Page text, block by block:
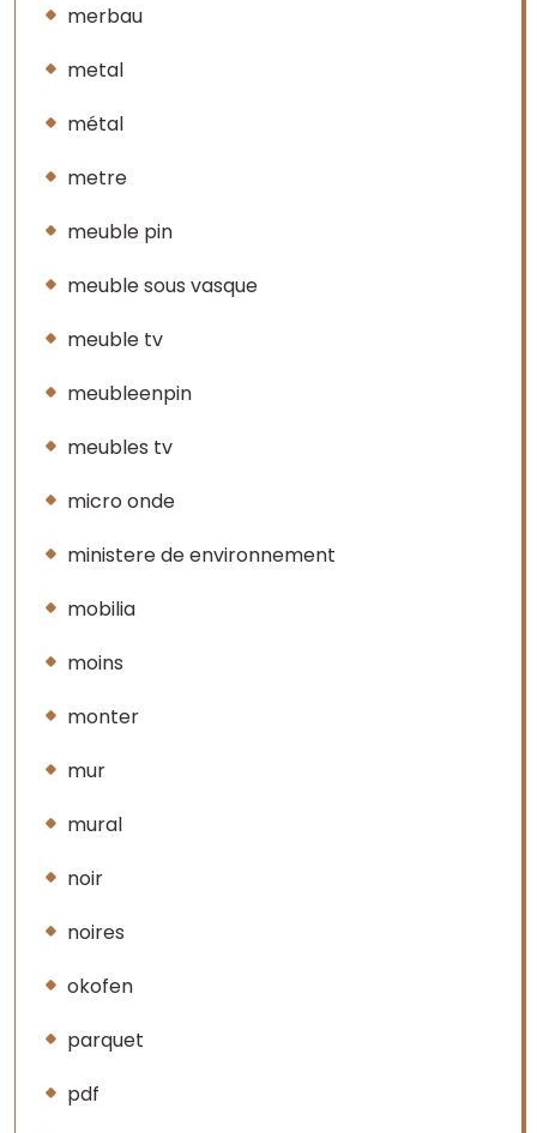
merbau
metal
métal
metre
meuble pin
meuble sous vasque
meuble tv
meubleenpin
meubles tv
micro onde
ministere de environnement
mobilia
moins
monter
mur
mural
noir
noires
okofen
parquet
pdf